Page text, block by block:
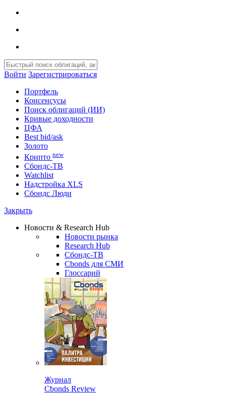
Войти Зарегистрироваться
Портфель
Консенсусы
Поиск облигаций (ИИ)
Кривые доходности
ЦФА
Best bid/ask
Золото
Крипто new
Сбондс-ТВ
Watchlist
Надстройка XLS
Сбондс Люди
Закрыть
Новости & Research Hub
Новости рынка
Research Hub
Сбондс-ТВ
Cbonds для СМИ
Глоссарий
Журнал
Cbonds Review